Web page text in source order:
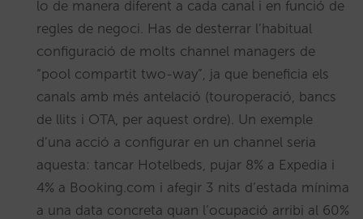
lo de manera diferent a cada canal i en funció de
regles de negoci. Has de desterrar l’habitual
configuració de molts channel managers de
“pool compartit two-way”, ja que beneficia els
canals amb més antelació (touroperació, bancs
de llits i OTA, per aquest ordre). Un exemple
d’una acció a configurar en un channel seria
aquesta: tancar Hotelbeds, pujar 8% a Expedia i
4% a Booking.com i afegir 3 nits d’estada mínima
a una data concreta quan l’ocupació arribi al 60%